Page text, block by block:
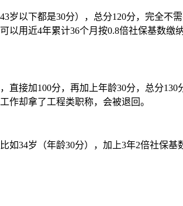
以下都是30分），总分120分，完全不
用近4年累计36个月按0.8倍社保基数
接加100分，再加上年龄30分，总分
作却拿了工程类职称，会被退回。
34岁（年龄30分），加上3年2倍社保